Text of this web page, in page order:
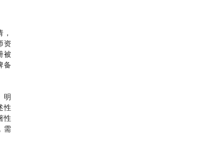
资
被
备
明
性
性
需